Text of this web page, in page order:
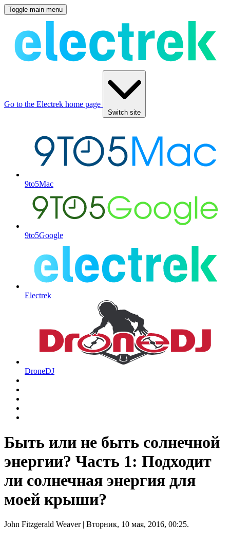
Toggle main menu
Go to the Electrek home page
Switch site
9to5Mac
9to5Google
Electrek
DroneDJ
Быть или не быть солнечной
энергии? Часть 1: Подходит
ли солнечная энергия для
моей крыши?
John Fitzgerald Weaver| Вторник, 10 мая, 2016, 00:25.